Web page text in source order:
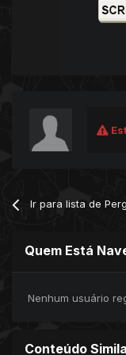
Ir para lista de
Quem Está
Nenhum usuário
Conteúdo